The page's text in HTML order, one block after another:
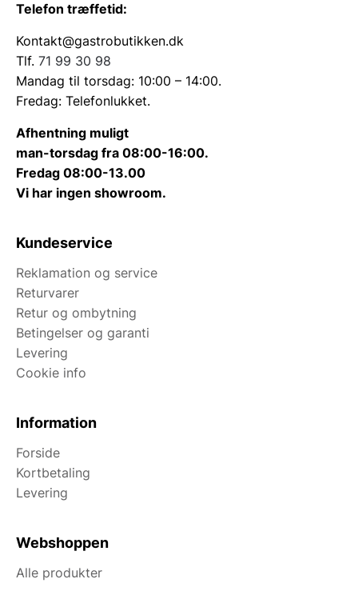
Telefon træffetid:
Kontakt@gastrobutikken.dk
Tlf. 71 99 30 98
Mandag til torsdag: 10:00 – 14:00.
Fredag: Telefonlukket.
Afhentning muligt
man-torsdag fra 08:00-16:00.
Fredag 08:00-13.00
Vi har ingen showroom.
Kundeservice
Reklamation og service
Returvarer
Retur og ombytning
Betingelser og garanti
Levering
Cookie info
Information
Forside
Kortbetaling
Levering
Webshoppen
Alle produkter